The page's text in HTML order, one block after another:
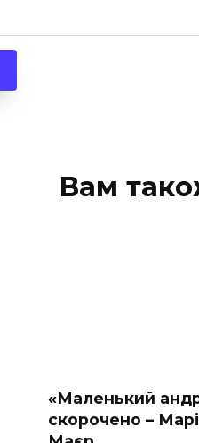
Вам
«Маленький
скорочено –